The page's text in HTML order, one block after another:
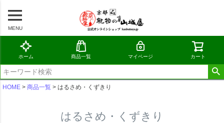
MENU
ホーム 商品一覧 マイページ カート
HOME 商品一覧 はるさめ・くずきり
はるさめ・くずきり